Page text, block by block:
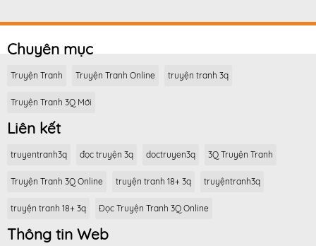
Chuyên mục
Truyện Tranh Truyện Tranh Online truyện tranh 3q
Truyện Tranh 3Q Mới
Liên kết
truyentranh3q đọc truyện 3q doctruyen3q 3Q Truyện Tranh
Truyện Tranh 3Q Online truyện tranh 18+ 3q truyệntranh3q
truyện tranh 18+ 3q Đọc Truyện Tranh 3Q Online
Thông tin Web